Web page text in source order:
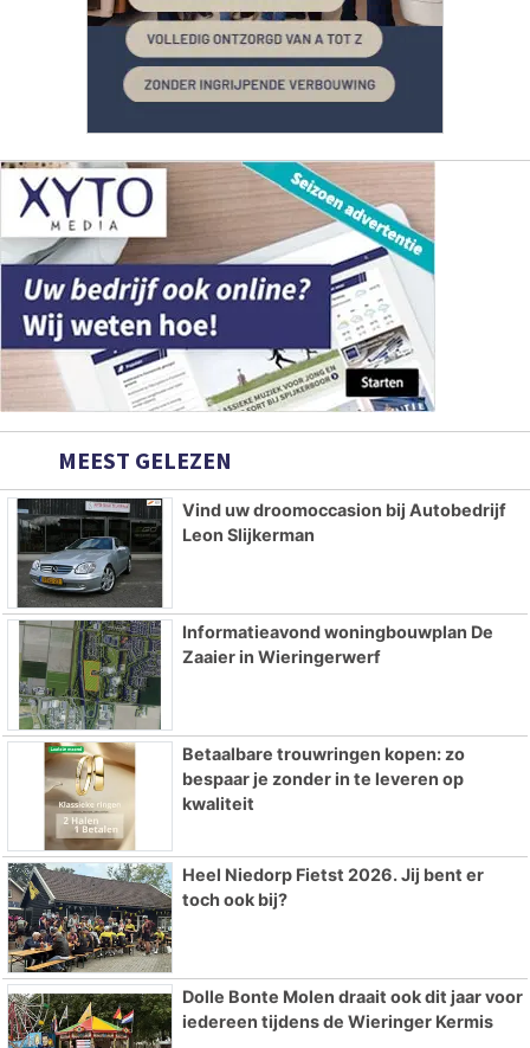
MEEST GELEZEN
Vind uw droomoccasion bij Autobedrijf
Leon Slijkerman
Informatieavond woningbouwplan De
Zaaier in Wieringerwerf
Betaalbare trouwringen kopen: zo
bespaar je zonder in te leveren op
kwaliteit
Heel Niedorp Fietst 2026. Jij bent er
toch ook bij?
Dolle Bonte Molen draait ook dit jaar voor
iedereen tijdens de Wieringer Kermis